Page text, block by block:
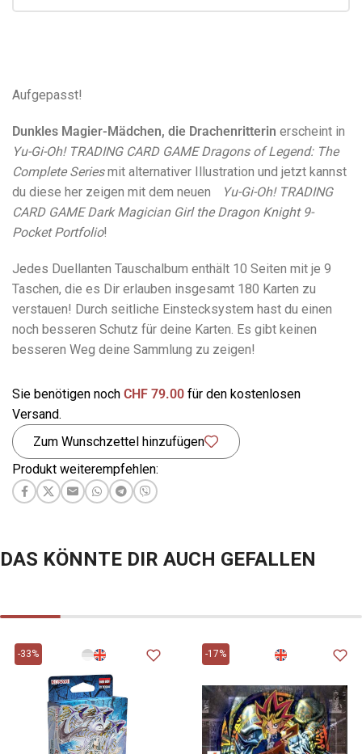
Aufgepasst!
Dunkles Magier-Mädchen, die Drachenritterin erscheint in
Yu-Gi-Oh! TRADING CARD GAME Dragons of Legend: The
Complete Seriesmit alternativer Illustration und jetzt kannst
du diese her zeigen mit dem neuen
Yu-Gi-Oh! TRADING
CARD GAME Dark Magician Girl the Dragon Knight 9-
Pocket Portfolio!
Jedes Duellanten Tauschalbum enthält 10 Seiten mit je 9
Taschen, die es Dir erlauben insgesamt 180 Karten zu
verstauen! Durch seitliche Einstecksystem hast du einen
noch besseren Schutz für deine Karten. Es gibt keinen
besseren Weg deine Sammlung zu zeigen!
Sie benötigen noch CHF 79.00 für den kostenlosen
Versand.
Zum Wunschzettel hinzufügen
Produkt weiterempfehlen:
DAS KÖNNTE DIR AUCH GEFALLEN
-33% -17%